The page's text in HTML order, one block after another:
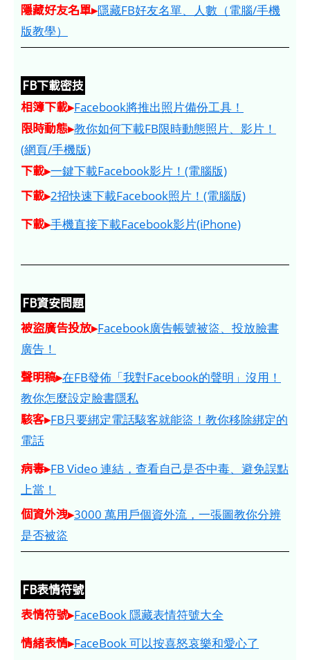
隱藏好友名單▸隱藏FB好友名單、人數（電腦/手機
版教學）
FB下載密技
相簿下載▸Facebook將推出照片備份工具！
限時動態▸教你如何下載FB限時動態照片、影片！
(網頁/手機版)
下載▸一鍵下載Facebook影片！(電腦版)
下載▸2招快速下載Facebook照片！(電腦版)
下載▸手機直接下載Facebook影片(iPhone)
FB資安問題
被盜廣告投放▸Facebook廣告帳號被盜、投放臉書
廣告！
聲明稿▸在FB發佈「我對Facebook的聲明」沒用！
教你怎麼設定臉書隱私
駭客▸FB只要綁定電話駭客就能盜！教你移除綁定的
電話
病毒▸FB Video 連結，查看自己是否中毒、避免誤點
上當！
個資外洩▸3000 萬用戶個資外流，一張圖教你分辨
是否被盜
FB表情符號
表情符號▸FaceBook 隱藏表情符號大全
情緒表情▸FaceBook 可以按喜怒哀樂和愛心了